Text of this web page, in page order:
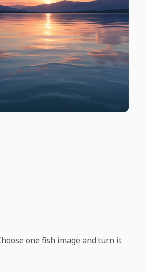
one fish image and turn it